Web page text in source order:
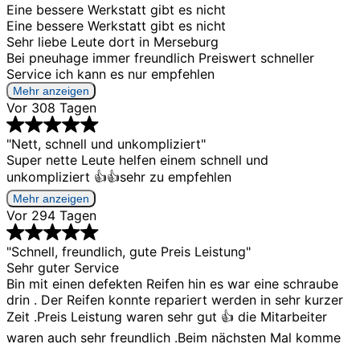
Eine bessere Werkstatt gibt es nicht
Eine bessere Werkstatt gibt es nicht
Sehr liebe Leute dort in Merseburg
Bei pneuhage immer freundlich Preiswert schneller
Service ich kann es nur empfehlen
Mehr anzeigen
Vor 308 Tagen
"Nett, schnell und unkompliziert"
Super nette Leute helfen einem schnell und
unkompliziert 👍👍sehr zu empfehlen
Mehr anzeigen
Vor 294 Tagen
"Schnell, freundlich, gute Preis Leistung"
Sehr guter Service
Bin mit einen defekten Reifen hin es war eine schraube
drin . Der Reifen konnte repariert werden in sehr kurzer
Zeit .Preis Leistung waren sehr gut 👍 die Mitarbeiter
waren auch sehr freundlich .Beim nächsten Mal komme